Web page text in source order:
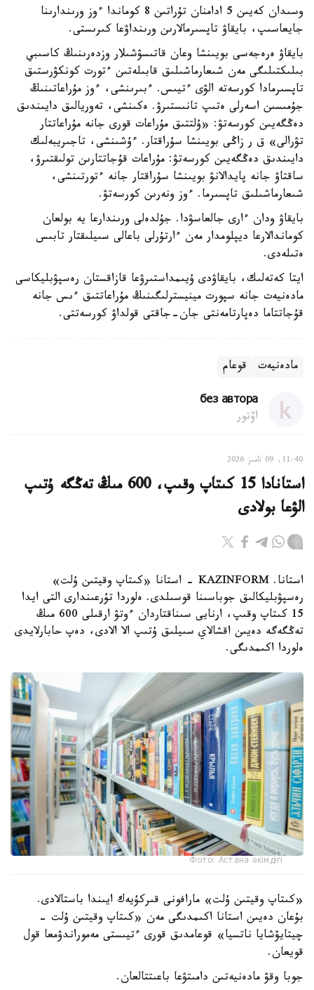
وسىدان كەيىن 5 ادامنان تۇراتىن 8 كوماندا ءوز ورىندارىنا
جايعاسىپ، بايقاۋ تاپسىرمالارىن ورىنداۋعا كىرىستى.
بايقاۋ ەرەجەسى بويىنشا وعان قاتىسۋشىلار وزدەرىنىڭ كاسىبي
بىلىكتىلىگى مەن شىعارماشىلىق قابىلەتىن ءتورت كونكۋرستىق
تاپسىرمادا كورسەتە الۋى ءتيىس. ءبىرىنشى، ءوز مۇراعاتىنىڭ
جۇمىسىن اسەرلى ەتىپ تانىستىرۋ. ەكىنشى، تەوريالىق دايىندىق
دەڭگەيىن كورسەتۋ: «ۇلتتىق مۇراعات قورى جانە مۇراعاتتار
تۋرالى» ق ر زاڭى بويىنشا سۇراقتار. ءۇشىنشى، تاجىريبەلىك
دايىندىق دەڭگەيىن كورسەتۋ: مۇراعات قۇجاتتارىن تولىقتىرۋ،
ساقتاۋ جانە پايدالانۋ بويىنشا سۇراقتار جانە ءتورتىنشى،
شىعارماشىلىق تاپسىرما. ءوز ونەرىن كورسەتۋ.
بايقاۋ ودان ءارى جالعاسۋدا. جۇلدەلى ورىندارعا يە بولعان
كوماندالارعا ديپلومدار مەن ءارتۇرلى باعالى سىيلىقتار تابىس
ەتىلەدى.
ايتا كەتەلىك، بايقاۋدى ۇيىمداستىرۋعا قازاقستان رەسپۋبليكاسى
مادەنيەت جانە سپورت مينيسترلىگىنىڭ مۇراعاتتىق ءىس جانە
قۇجاتتاما دەپارتامەنتى جان-جاقتى قولداۋ كورسەتتى.
مادەنيەت قوعام
без автора
اۆتور
11:40, 09 تامىز 2026
استانادا 15 كىتاپ وقىپ، 600 مىڭ تەڭگە ۇتىپ
الۋعا بولادى
استانا. KAZINFORM - استانا «كىتاپ وقيتىن ۇلت»
رەسپۋبليكالىق جوباسىنا قوسىلدى. ەلوردا تۇرعىندارى التى ايدا
15 كىتاپ وقىپ، ارنايى سىناقتاردان ءوتۋ ارقىلى 600 مىڭ
تەڭگەگە دەيىن اقشالاي سىيلىق ۇتىپ الا الادى، دەپ حابارلايدى
ەلوردا اكىمدىگى.
Фото: Астана әкімдігі
«كىتاپ وقيتىن ۇلت» مارافونى قىركۇيەك ايىندا باستالادى.
بۇعان دەيىن استانا اكىمدىگى مەن «كىتاپ وقيتىن ۇلت -
چيتايۋشايا ناتسيا» قوعامدىق قورى ءتيىستى مەموراندۋمعا قول
قويعان.
جوبا وقۋ مادەنيەتىن دامىتۋعا باعىتتالعان.